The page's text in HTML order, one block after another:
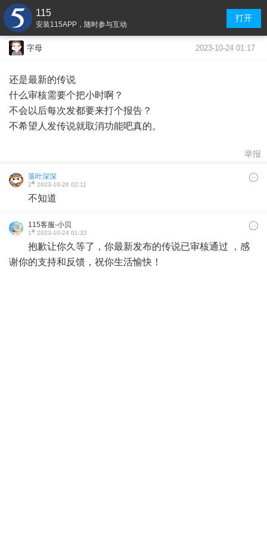
115
安装115APP，随时参与互动
打开
字母 2023-10-24 01:17
还是最新的传说
什么审核需要个把小时啊？
不会以后每次发都要来打个报告？
不希望人发传说就取消功能吧真的。
举报
落叶深深
2# 2023-10-26 02:11
不知道
115客服-小贝
1# 2023-10-24 01:32
抱歉让你久等了，你最新发布的传说已审核通过 ，感
谢你的支持和反馈，祝你生活愉快！